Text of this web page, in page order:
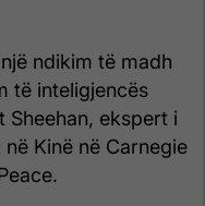
ndikim të madh
të inteligjencës
Sheehan, ekspert i
Kinë në Carnegie